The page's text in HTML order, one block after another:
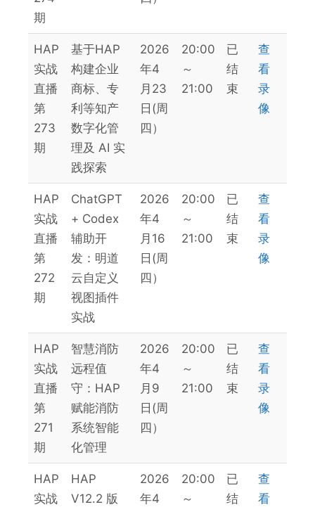
期
HAP
实战
直播
第
273
期
基于HAP
构建企业
商标、专
利等知产
数字化管
理及 AI 实
践探索
2026
年4
月23
日(周
四）
20:00
～
21:00
已
结
束
查
看
录
像
HAP
实战
直播
第
272
期
ChatGPT
+ Codex
辅助开
发：明道
云自定义
视图插件
实战
2026
年4
月16
日(周
四）
20:00
～
21:00
已
结
束
查
看
录
像
HAP
实战
直播
第
271
期
智慧消防
远程值
守：HAP
赋能消防
系统智能
化管理
2026
年4
月9
日(周
四）
20:00
～
21:00
已
结
束
查
看
录
像
HAP
实战
HAP
V12.2 版
2026
年4
20:00
～
已
结
查
看